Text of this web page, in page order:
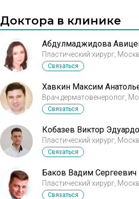
Доктора в клинике
Пластический хирург,
Связаться
Хавкин Максим
Врач дерматовенеролог,
Связаться
Кобазев Виктор
Пластический хирург,
Связаться
Баков Вадим Сергеевич
Пластический хирург,
Связаться